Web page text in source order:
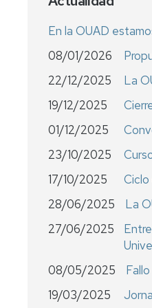
En la OUAD
08/01/2026
22/12/2025
La
19/12/2025
01/12/2025
23/10/2025
17/10/2025
28/06/2025
La
27/06/2025
08/05/2025
19/03/2025